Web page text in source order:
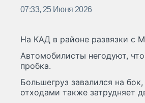
07:33, 25 Июня 2026
На КАД в районе развязки с
Автомобилисты негодуют,
пробка.
Большегруз завалился на
отходами также затрудняет